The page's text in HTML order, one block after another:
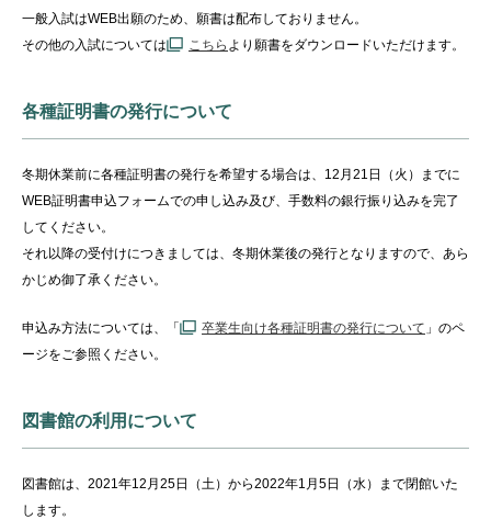
一般入試はWEB出願のため、願書は配布しておりません。
その他の入試については
こちら より願書をダウンロードいただけます。
各種証明書の発行について
冬期休業前に各種証明書の発行を希望する場合は、12 月21日（ 火）までに
WEB証明書申込フォームでの申し込み及び、 手数料の銀行振り込みを完了
してください。
それ以降の受付けにつきましては、冬期休業後の発行となりますので、 あら
かじめ御了承ください。
申込み方法については、「 卒業生向け各種証明書の発行について 」のペ
ージをご参照ください。
図書館の利用について
図書館は、2021年12月25日（土）から2022年1月5日（水）まで閉館いた
します。